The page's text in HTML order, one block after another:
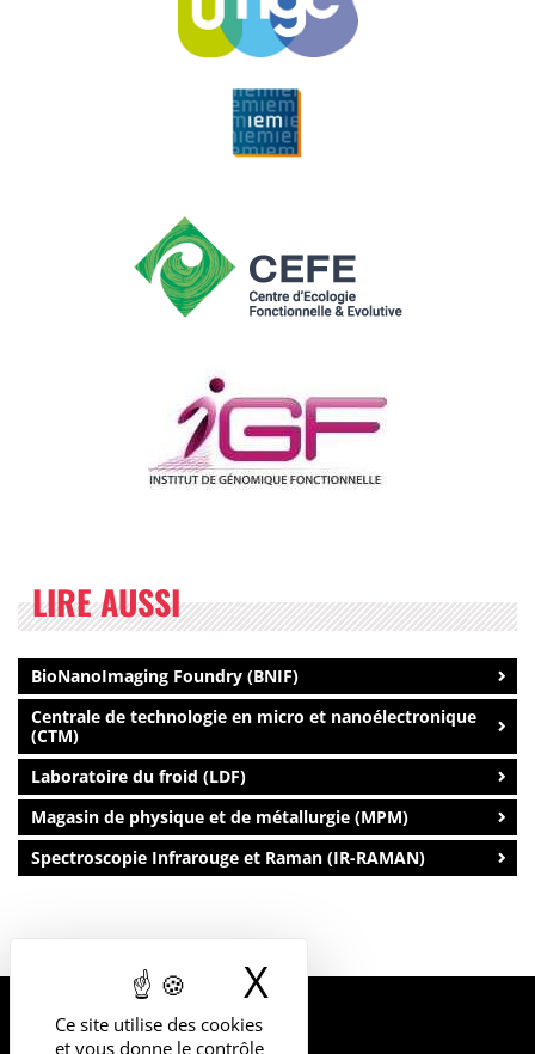
Ce site utilise des cookies
et vous donne le contrôle
X Masquer le
LIRE AUSSI
BioNanoImaging Foundry (BNIF)
Centrale de technologie en micro et nanoélectronique
(CTM)
Laboratoire du froid (LDF)
Magasin de physique et de métallurgie (MPM)
Spectroscopie Infrarouge et Raman (IR-RAMAN)
UNIVERSITÉ